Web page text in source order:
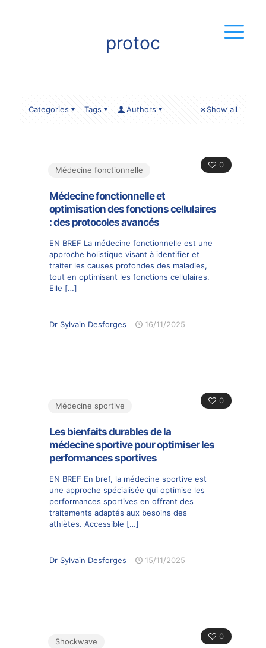
protoc
Categories Tags Authors Show all
0
Médecine fonctionnelle
Médecine fonctionnelle et
optimisation des fonctions cellulaires
: des protocoles avancés
EN BREF La médecine fonctionnelle est une
approche holistique visant à identifier et
traiter les causes profondes des maladies,
tout en optimisant les fonctions cellulaires.
Elle […]
Dr Sylvain Desforges 16/11/2025
0
Médecine sportive
Les bienfaits durables de la
médecine sportive pour optimiser les
performances sportives
EN BREF En bref, la médecine sportive est
une approche spécialisée qui optimise les
performances sportives en offrant des
traitements adaptés aux besoins des
athlètes. Accessible […]
Dr Sylvain Desforges 15/11/2025
0
Shockwave